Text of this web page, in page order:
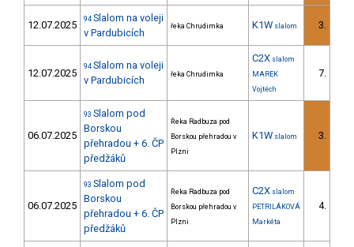
12.07.2025 94 Slalom na voleji
v Pardubicích
řeka Chrudimka K1W slalom 3.
12.07.2025
94 Slalom na voleji
v Pardubicích
řeka Chrudimka
C2X slalom
MAREK
Vojtěch
7.
06.07.2025
93 Slalom pod
Borskou
přehradou + 6. ČP
předžáků
Řeka Radbuza pod
Borskou přehradou v
Plzni
K1W slalom 3.
06.07.2025
93 Slalom pod
Borskou
přehradou + 6. ČP
předžáků
Řeka Radbuza pod
Borskou přehradou v
Plzni
C2X slalom
PETRILÁKOVÁ
Markéta
4.